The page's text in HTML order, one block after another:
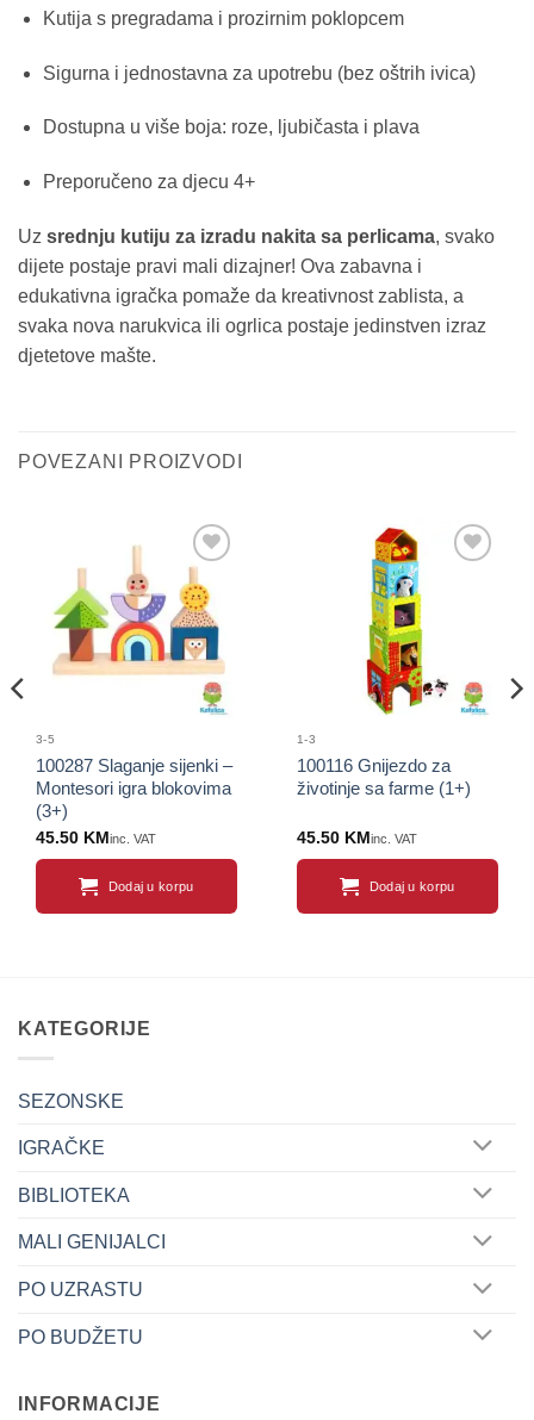
Kutija s pregradama i prozirnim poklopcem
Sigurna i jednostavna za upotrebu (bez oštrih ivica)
Dostupna u više boja: roze, ljubičasta i plava
Preporučeno za djecu 4+
Uz srednju kutiju za izradu nakita sa perlicama, svako
dijete postaje pravi mali dizajner! Ova zabavna i
edukativna igračka pomaže da kreativnost zablista, a
svaka nova narukvica ili ogrlica postaje jedinstven izraz
djetetove mašte.
POVEZANI PROIZVODI
proizvod
3-5
100287 Slaganje sijenki –
Montesori igra blokovima
(3+)
45.50 KMinc. VAT
Dodaj u korpu
1-3
100116 Gnijezdo za
životinje sa farme (1+)
45.50 KMinc. VAT
Dodaj u korpu
KATEGORIJE
SEZONSKE
IGRAČKE
BIBLIOTEKA
MALI GENIJALCI
PO UZRASTU
PO BUDŽETU
INFORMACIJE